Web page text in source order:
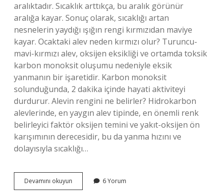
aralıktadır. Sıcaklık arttıkça, bu aralık görünür
aralığa kayar. Sonuç olarak, sıcaklığı artan
nesnelerin yaydığı ışığın rengi kırmızıdan maviye
kayar. Ocaktaki alev neden kırmızı olur? Turuncu-
mavi-kırmızı alev, oksijen eksikliği ve ortamda toksik
karbon monoksit oluşumu nedeniyle eksik
yanmanın bir işaretidir. Karbon monoksit
solunduğunda, 2 dakika içinde hayati aktiviteyi
durdurur. Alevin rengini ne belirler? Hidrokarbon
alevlerinde, en yaygın alev tipinde, en önemli renk
belirleyici faktör oksijen temini ve yakıt-oksijen ön
karışımının derecesidir, bu da yanma hızını ve
dolayısıyla sıcaklığı…
Devamını okuyun
Neden
6 Yorum